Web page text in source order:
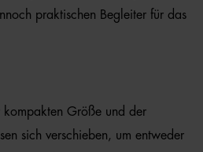
praktischen Begleiter für das
kompakten Größe und der
sich verschieben, um entweder